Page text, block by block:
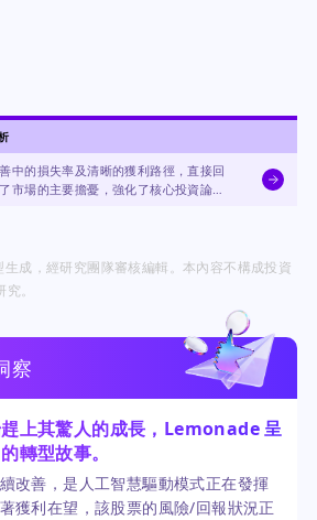
中的損失率及清晰的獲利路徑，直接回
市場的主要擔憂，強化了核心投資論
成，經研究團隊審核編輯。本內容不構成投資
。
察
上其驚人的成長，Lemonade 呈
轉型故事。
改善，是人工智慧驅動模式正在發揮
獲利在望，該股票的風險/回報狀況正